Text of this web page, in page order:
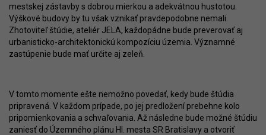
mestskej zástavby s dobrou mierkou a adekvátnou hustotou.
Výškové budovy by tu však vznikať pravdepodobne nemali.
Zhotoviteľ štúdie, ateliér JELA, každopádne bude preverovať aj
urbanisticko-architektonickú kompozíciu územia. Významné
zastúpenie bude mať určite aj zeleň.
V tomto momente ešte nemožno povedať, kedy bude štúdia
pripravená. V každom prípade, po jej predložení prebehne kolo
pripomienkovania a schvaľovania. Až následne bude možné štúdiu
zaniesť do Územného plánu Hl. mesta SR Bratislavy a otvoriť